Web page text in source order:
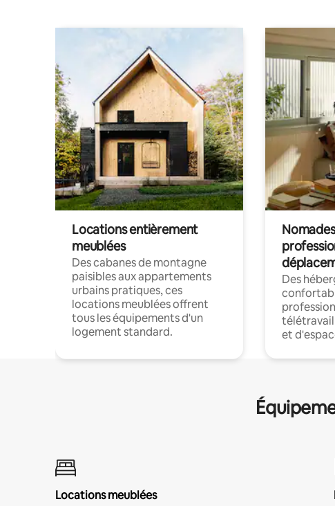
Locations entièrement
meublées
Des cabanes de montagne
paisibles aux appartements
urbains pratiques, ces
locations meublées offrent
tous les équipements d'un
logement standard.
Des
et
Locations meublées